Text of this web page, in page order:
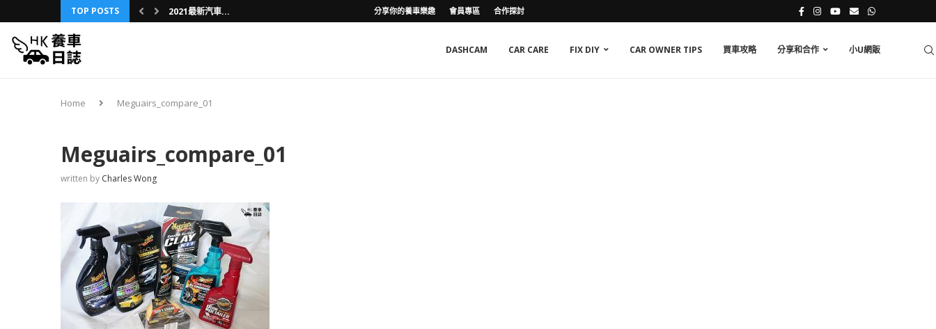
TOP POSTS
2021最新汽車...
分享你的養車樂趣 會員專區 合作探討
DASHCAM CAR CARE FIX DIY CAR OWNER TIPS 買車攻略 分享和合作 小U網販
Home Meguairs_compare_01
Meguairs_compare_01
written by Charles Wong